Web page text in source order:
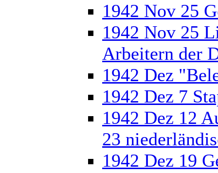
1942 Nov 25
1942 Nov 25
Arbeitern der
1942 Dez
1942 Dez 7
1942 Dez 12
23
1942 Dez 19